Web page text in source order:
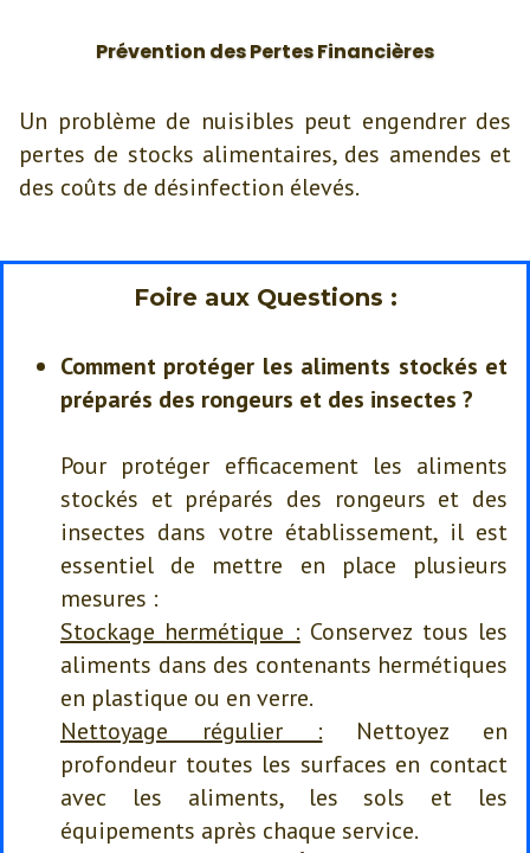
Prévention des Pertes Financières
Un problème de nuisibles peut engendrer des
pertes de stocks alimentaires, des amendes et
des coûts de désinfection élevés.
Foire aux Questions :
Comment protéger les aliments stockés et
préparés des rongeurs et des insectes ?
Pour protéger efficacement les aliments
stockés et préparés des rongeurs et des
insectes dans votre établissement, il est
essentiel de mettre en place plusieurs
mesures :
Stockage hermétique : Conservez tous les
aliments dans des contenants hermétiques
en plastique ou en verre.
Nettoyage régulier : Nettoyez en
profondeur toutes les surfaces en contact
avec les aliments, les sols et les
équipements après chaque service.